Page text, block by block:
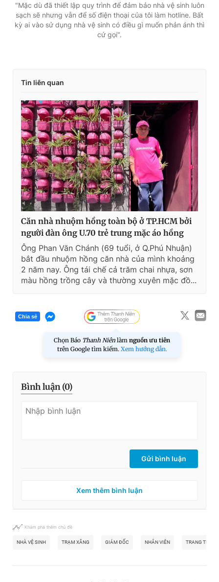
"Mặc dù đã thiết lập quy trình để đảm bảo nhà vệ sinh luôn
sạch sẽ nhưng vẫn để số điện thoại của tôi làm hotline. Bất
kỳ ai vào sử dụng nhà vệ sinh có điều gì muốn phản ánh thì
cứ gọi".
Tin liên quan
Căn nhà nhuộm hồng toàn bộ ở TP.HCM bởi
người đàn ông U.70 trẻ trung mặc áo hồng
Ông Phan Văn Chánh (69 tuổi, ở Q.Phú Nhuận)
bắt đầu nhuộm hồng căn nhà của mình khoảng
2 năm nay. Ông tái chế cả trăm chai nhựa, sơn
màu hồng trồng cây và thường xuyên mặc đồ...
Chia sẻ
Chọn Báo Thanh Niên làm nguồn ưu tiên
trên Google tìm kiếm. Xem hướng dẫn.
Bình luận (0)
Gửi bình luận
Xem thêm bình luận
Khám phá thêm chủ đề
NHÀ VỆ SINH TRẠM XĂNG GIÁM ĐỐC NHÂN VIÊN TRANG TRÍ